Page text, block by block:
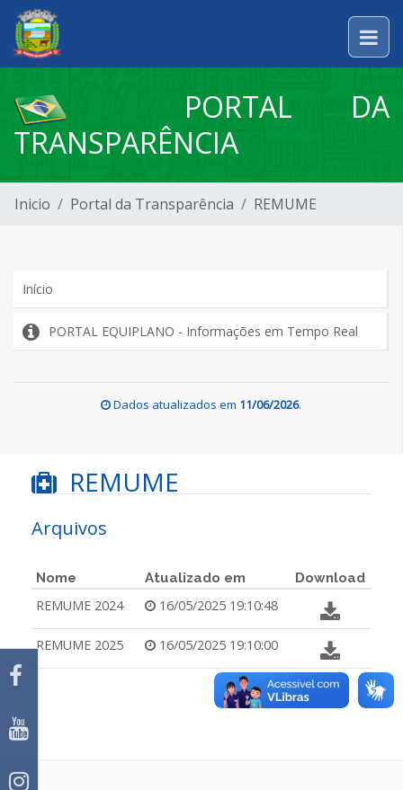
PORTAL DA
TRANSPARÊNCIA
Inicio Portal da Transparência REMUME
Início
PORTAL EQUIPLANO - Informações em Tempo Real
Dados atualizados em 11/06/2026.
REMUME
Arquivos
Nome Atualizado em Download
REMUME 2024 16/05/2025 19:10:48
REMUME 2025 16/05/2025 19:10:00